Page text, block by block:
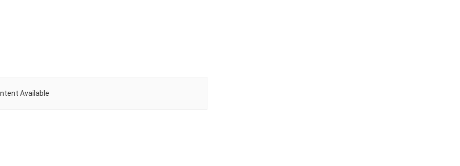
Available